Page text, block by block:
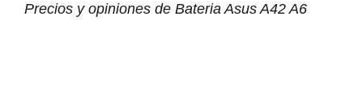
Precios y opiniones de Bateria Asus A42 A6